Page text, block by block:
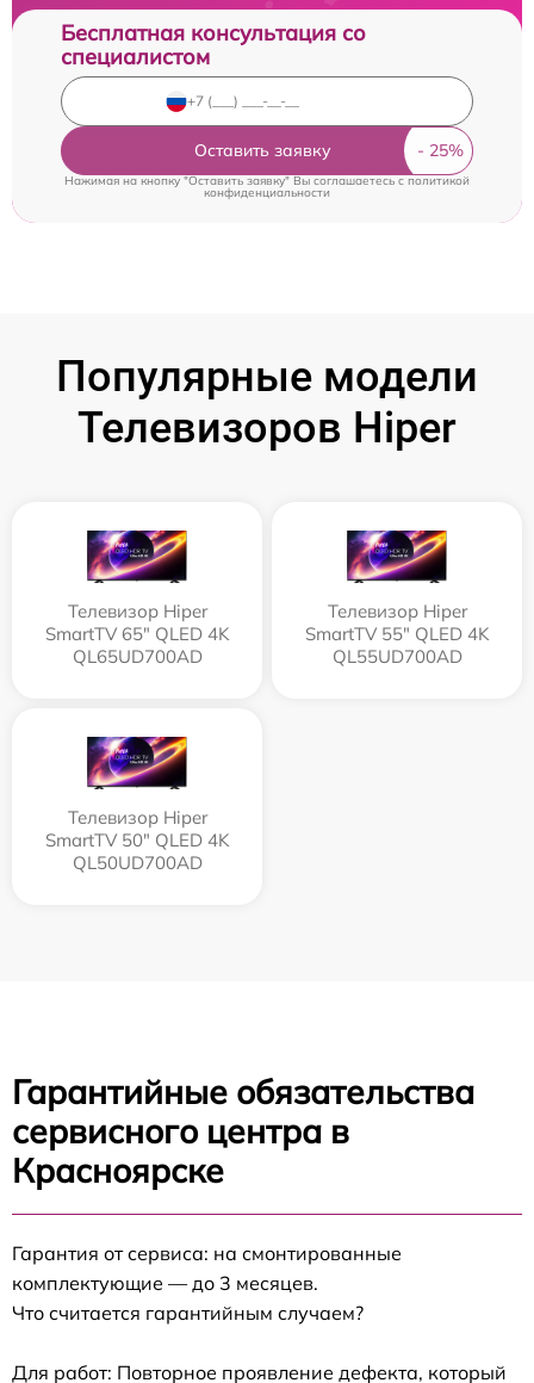
Бесплатная консультация со
специалистом
Оставить заявку
Нажимая на кнопку "Оставить заявку" Вы соглашаетесь cполитикой
конфиденциальности
Популярные модели
Телевизоров Hiper
Телевизор Hiper
SmartTV 65" QLED 4K
QL65UD700AD
Телевизор Hiper
SmartTV 55" QLED 4K
QL55UD700AD
Телевизор Hiper
SmartTV 50" QLED 4K
QL50UD700AD
Гарантийные обязательства
сервисного центра в
Красноярске
Гарантия от сервиса: на смонтированные
комплектующие — до 3 месяцев.
Что считается гарантийным случаем?
Для работ: Повторное проявление дефекта, который